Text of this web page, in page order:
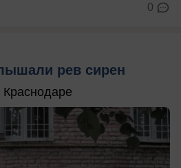
0
рев сирен